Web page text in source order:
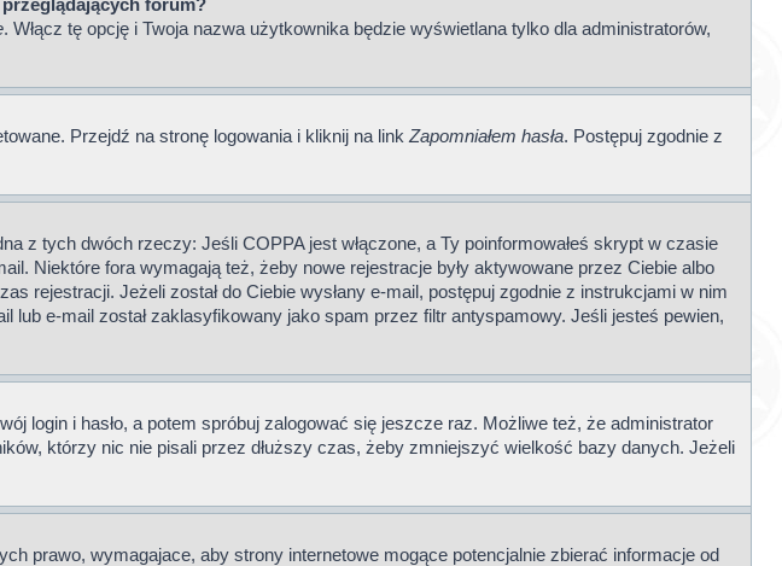
forum?
. Włącz tę opcję i Twoja nazwa użytkownika będzie wyświetlana tylko dla administratorów,
Przejdź na stronę logowania i kliknij na link Zapomniałem hasła. Postępuj zgodnie z
z tych dwóch rzeczy: Jeśli COPPA jest włączone, a Ty poinformowałeś skrypt w czasie
Niektóre fora wymagają też, żeby nowe rejestracje były aktywowane przez Ciebie albo
rejestracji. Jeżeli został do Ciebie wysłany e-mail, postępuj zgodnie z instrukcjami w nim
lub e-mail został zaklasyfikowany jako spam przez filtr antyspamowy. Jeśli jesteś pewien,
login i hasło, a potem spróbuj zalogować się jeszcze raz. Możliwe też, że administrator
którzy nic nie pisali przez dłuższy czas, żeby zmniejszyć wielkość bazy danych. Jeżeli
prawo, wymagajace, aby strony internetowe mogące potencjalnie zbierać informacje od